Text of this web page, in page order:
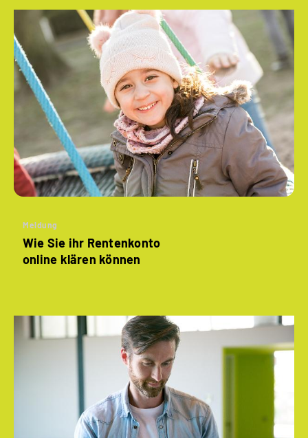
Meldung
Wie Sie ihr Rentenkonto
online klären können